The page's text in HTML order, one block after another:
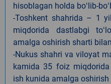
hisoblagan holda boʻlib-
-Toshkent shahrida – 1
miqdorida dastlabgi
amalga oshirish sharti
-Nukus shahri va viloyat
kamida 35 foiz miqdorida
ish kunida amalga